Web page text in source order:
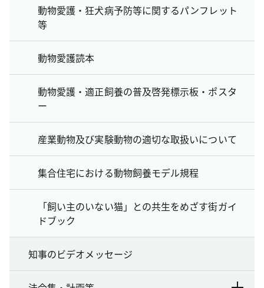
動物愛護・狂犬病予防等に関するパンフレット
等
動物愛護読本
動物愛護・適正飼養の普及啓発標示板・ポスタ
ー
産業動物及び実験動物の適切な取扱いについて
集合住宅における動物飼養モデル規程
「飼い主のいない猫」との共生をめざす街ガイ
ドブック
知事のビデオメッセージ